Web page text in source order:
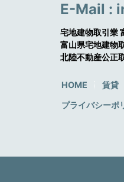
E-Mail :
宅地建物取引業
富山県宅地建物
北陸不動産公正
HOME 賃貸
プライバシーポ